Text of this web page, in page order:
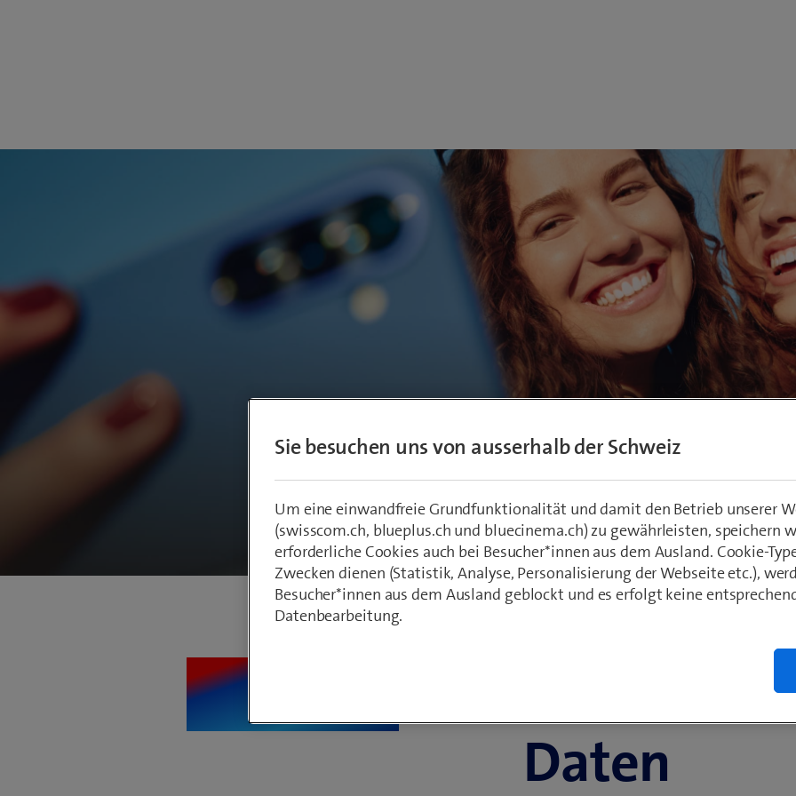
Swisscom myCloud
myCloud
: Der sichere
Daten
Sie besuchen uns von ausserhalb der Schweiz
Um eine einwandfreie Grundfunktionalität und damit den Betrieb unserer
(swisscom.ch, blueplus.ch und bluecinema.ch) zu gewährleisten, speichern
erforderliche Cookies auch bei Besucher*innen aus dem Ausland. Cookie-
Zwecken dienen (Statistik, Analyse, Personalisierung der Webseite etc.),
Besucher*innen aus dem Ausland geblockt und es erfolgt keine
Datenbearbeitung.